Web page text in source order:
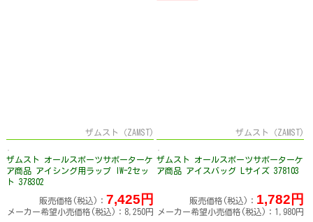
ザムスト（ZAMST)
ザムスト オールスポーツサポーターケ
ア商品 アイシング用ラップ IW-2セッ
ト 378302
販売価格(税込)： 7,425円
メーカー希望小売価格(税込)：8,250円
ザムスト（ZAMST)
ザムスト オールスポーツサポーターケ
ア商品 アイスバッグ Lサイズ 378103
販売価格(税込)： 1,782円
メーカー希望小売価格(税込)：1,980円